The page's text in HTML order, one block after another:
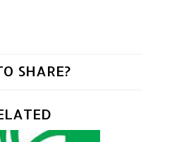
SHARE?